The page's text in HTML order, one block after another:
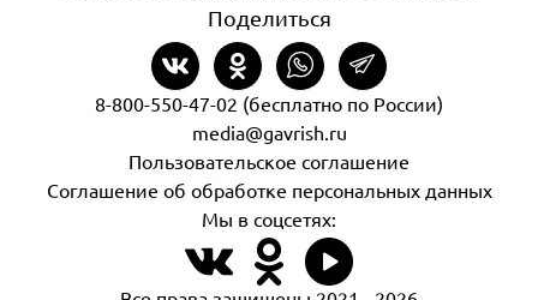
Поделиться
8-800-550-47-02 (бесплатно по России)
media@gavrish.ru
Пользовательское соглашение
Соглашение об обработке персональных данных
Мы в соцсетях: